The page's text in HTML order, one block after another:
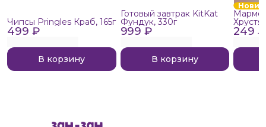
499 ₽
Чипсы Pringles Краб, 165г
В корзину
999 ₽
Готовый завтрак KitKat
Фундук, 330г
В корзину
249 ₽